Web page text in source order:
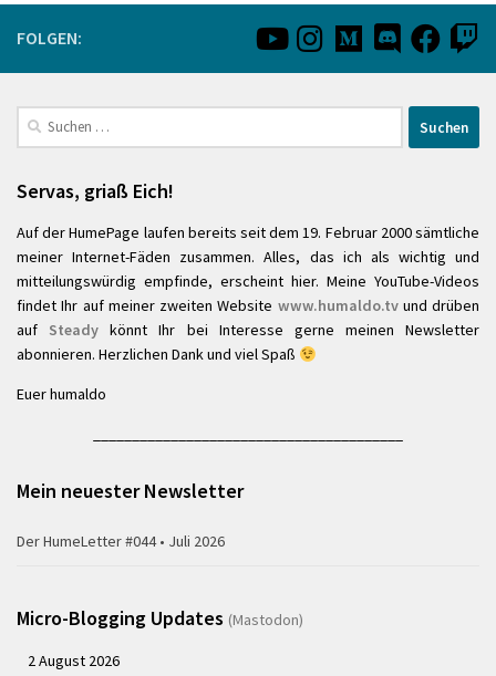
FOLGEN:
Suchen
nach:
Servas, griaß Eich!
Auf der HumePage laufen bereits seit dem 19. Februar 2000 sämtliche
meiner Internet-Fäden zusammen. Alles, das ich als wichtig und
mitteilungswürdig empfinde, erscheint hier. Meine YouTube-Videos
findet Ihr auf meiner zweiten Website www.humaldo.tvund drüben
auf Steady könnt Ihr bei Interesse gerne meinen Newsletter
abonnieren. Herzlichen Dank und viel Spaß
Euer humaldo
Mein neuester Newsletter
Der HumeLetter #044 • Juli 2026
Micro-Blogging Updates (Mastodon)
2 August 2026